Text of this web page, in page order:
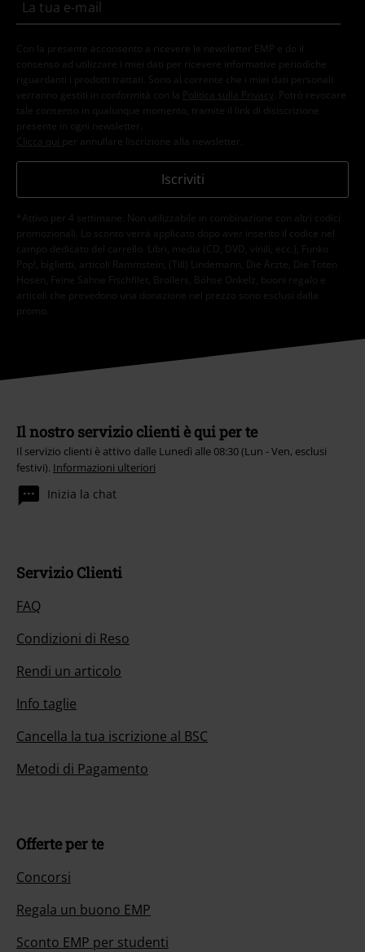
Con la presente acconsento a ricevere le newsletter EMP e do il
consenso ad utilizzare i miei dati per ricevere informative periodiche
riguardanti i prodotti trattati. Sono al corrente che i miei dati personali
verranno gestiti in conformità con la
Politica sulla Privacy
. Potrò revocare
tale consenso in qualunque momento, tramite il link di disiscrizione
presente in ogni newsletter.
Clicca qui per annullare liscrizione alla newsletter.
Iscriviti
*Attivo per 4 settimane. Non utilizzabile in combinazione con altri codici
promozionali. Lo sconto verrà applicato dopo aver inserito il codice nel
campo dedicato del carrello. Libri, media (CD, DVD, vinili, ecc.), Funko
Pop!, biglietti, articoli Rammstein, (Till) Lindemann, Die Ärzte, Die Toten
Hosen, Feine Sahne Fischfilet, Broilers, Böhse Onkelz, buoni regalo e
articoli che prevedono una donazione nel prezzo sono esclusi dalla
promo.
Il nostro servizio clienti è qui per te
Il servizio clienti è attivo dalle Lunedì alle 08:30 (Lun - Ven, esclusi
festivi). Informazioni ulteriori
Inizia la chat
Servizio Clienti
FAQ
Condizioni di Reso
Rendi un articolo
Info taglie
Cancella la tua iscrizione al BSC
Metodi di Pagamento
Offerte per te
Concorsi
Regala un buono EMP
Sconto EMP per studenti